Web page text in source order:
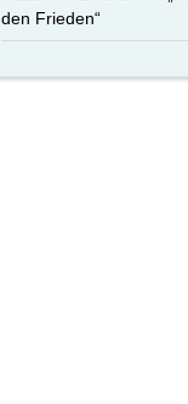
den Frieden“